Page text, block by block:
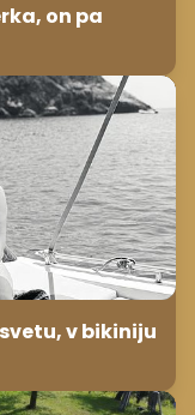
on pa
v bikiniju